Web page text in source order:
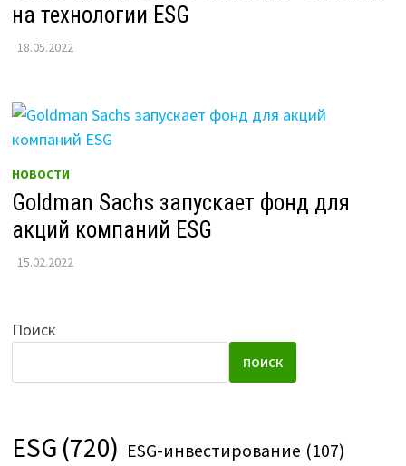
на технологии ESG
18.05.2022
НОВОСТИ
Goldman Sachs запускает фонд для
акций компаний ESG
15.02.2022
Поиск
ПОИСК
ESG (720) ESG-инвестирование (107)